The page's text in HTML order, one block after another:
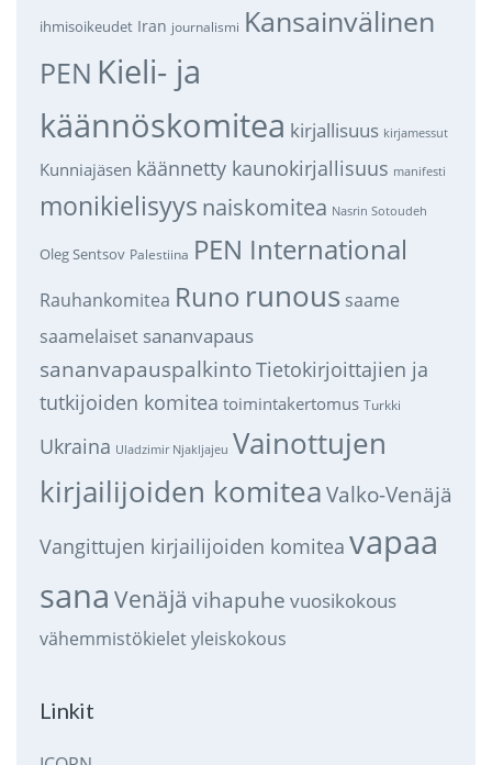
ihmisoikeudet Iran journalismi Kansainvälinen
PEN Kieli- ja
käännöskomitea kirjallisuus kirjamessut
Kunniajäsen käännetty kaunokirjallisuus manifesti
monikielisyys naiskomitea Nasrin Sotoudeh
Oleg Sentsov Palestiina PEN International
Rauhankomitea Runo runous saame
saamelaiset sananvapaus
sananvapauspalkintoTietokirjoittajien ja
tutkijoiden komitea toimintakertomus Turkki
Ukraina Uladzimir Njakljajeu Vainottujen
kirjailijoiden komitea Valko-Venäjä
Vangittujen kirjailijoiden komitea vapaa
sana Venäjä vihapuhe vuosikokous
vähemmistökieletyleiskokous
Linkit